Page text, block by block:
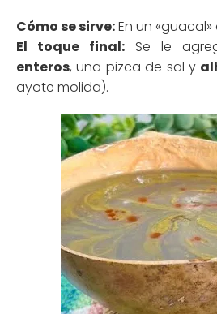
Cómo se sirve:En un
El toque final: Se le
enteros, una pizca de sal y
ayote molida).